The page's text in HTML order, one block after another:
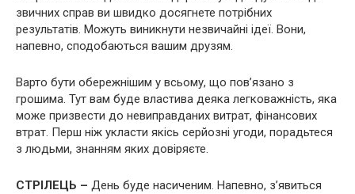
звичних справ ви швидко досягнете потрібних
результатів. Можуть виникнути незвичайні ідеї. Вони,
напевно, сподобаються вашим друзям.
Варто бути обережнішим у всьому, що пов’язано з
грошима. Тут вам буде властива деяка легковажність, яка
може призвести до невиправданих витрат, фінансових
втрат. Перш ніж укласти якісь серйозні угоди, порадьтеся
з людьми, знанням яких довіряєте.
СТРІЛЕЦЬ – День буде насиченим. Напевно, з’явиться